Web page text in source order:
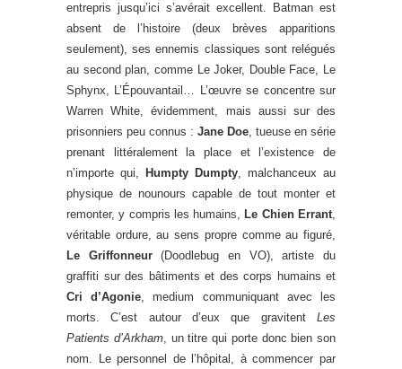
entrepris jusqu’ici s’avérait excellent. Batman est
absent de l’histoire (deux brèves apparitions
seulement), ses ennemis classiques sont relégués
au second plan, comme Le Joker, Double Face, Le
Sphynx, L’Épouvantail… L’œuvre se concentre sur
Warren White, évidemment, mais aussi sur des
prisonniers peu connus : Jane Doe, tueuse en série
prenant littéralement la place et l’existence de
n’importe qui,
Humpty Dumpty, malchanceux au
physique de nounours capable de tout monter et
remonter, y compris les humains, Le Chien Errant,
véritable ordure, au sens propre comme au figuré,
Le Griffonneur(Doodlebug en VO), artiste du
graffiti sur des bâtiments et des corps humains et
Cri d’Agonie, medium communiquant avec les
morts. C’est autour d’eux que gravitent Les
Patients d’Arkham, un titre qui porte donc bien son
nom. Le personnel de l’hôpital, à commencer par